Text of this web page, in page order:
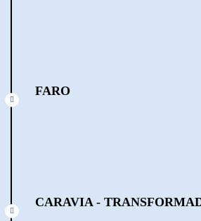
FARO
CARAVIA -